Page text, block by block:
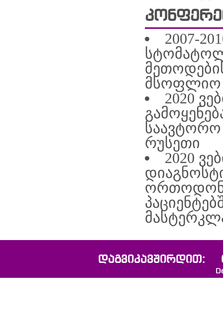
2007-
მსოფლიო
2020
საავტორო
რუსეთი
2020
დაგვიკავშირდით: